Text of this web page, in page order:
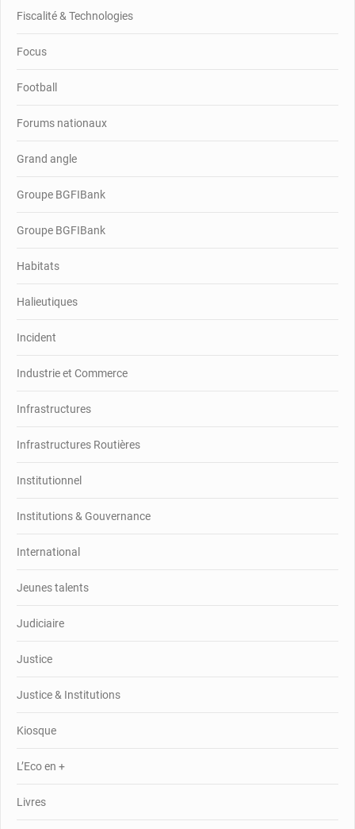
Fiscalité & Technologies
Focus
Football
Forums nationaux
Grand angle
Groupe BGFIBank
Groupe BGFIBank
Habitats
Halieutiques
Incident
Industrie et Commerce
Infrastructures
Infrastructures Routières
Institutionnel
Institutions & Gouvernance
International
Jeunes talents
Judiciaire
Justice
Justice & Institutions
Kiosque
L’Eco en +
Livres